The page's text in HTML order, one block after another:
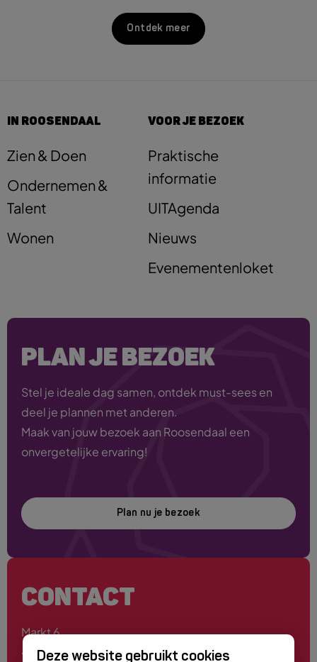
Deze website gebruikt cookies
Ontdek meer
IN ROOSENDAAL
Zien & Doen
Ondernemen &
Talent
Wonen
VOOR JE BEZOEK
Praktische
informatie
UITAgenda
Nieuws
Evenementenloket
PLAN JE BEZOEK
Stel je ideale dag samen, ontdek must-sees en
deel je plannen met anderen.
Maak van jouw bezoek aan Roosendaal een
onvergetelijke ervaring!
Plan nu je bezoek
CONTACT
Markt 6
4701 PE Roosendaal